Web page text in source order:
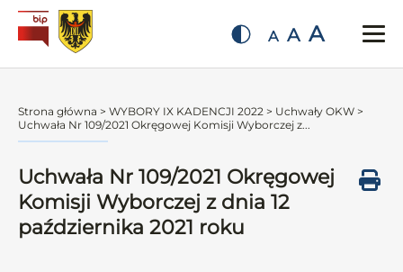
A A A
Strona główna > WYBORY IX KADENCJI 2022 > Uchwały OKW >
Uchwała Nr 109/2021 Okręgowej Komisji Wyborczej z...
Uchwała Nr 109/2021 Okręgowej
Komisji Wyborczej z dnia 12
października 2021 roku